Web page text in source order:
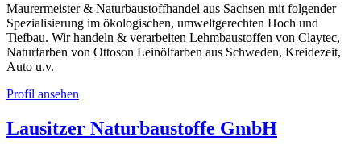
Maurermeister & Naturbaustoffhandel aus Sachsen mit folgender
Spezialisierung im ökologischen, umweltgerechten Hoch und
Tiefbau. Wir handeln & verarbeiten Lehmbaustoffen von Claytec,
Naturfarben von Ottoson Leinölfarben aus Schweden, Kreidezeit,
Auto u.v.
Profil ansehen
Lausitzer Naturbaustoffe GmbH